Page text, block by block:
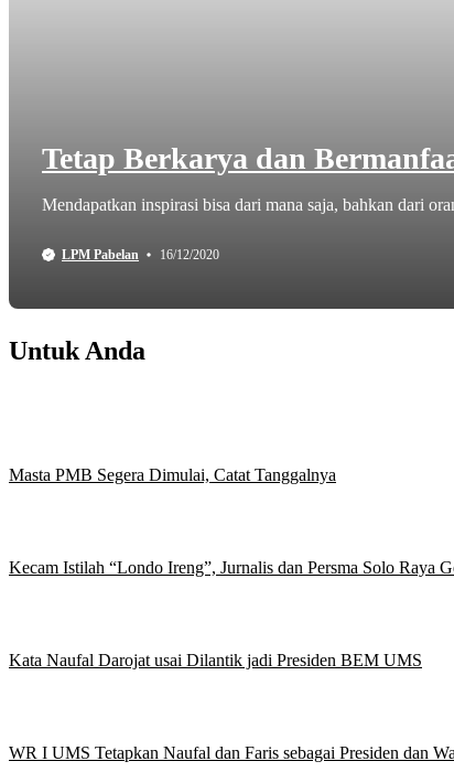
Tetap Berkarya dan
Mendapatkan inspirasi bisa dari mana saja, bahkan dari
LPM Pabelan 16/12/2020
Untuk Anda
Masta PMB Segera Dimulai, Catat Tanggalnya
Kecam Istilah “Londo Ireng”, Jurnalis dan Persma Solo Raya
Kata Naufal Darojat usai Dilantik jadi Presiden BEM UMS
WR I UMS Tetapkan Naufal dan Faris sebagai Presiden dan